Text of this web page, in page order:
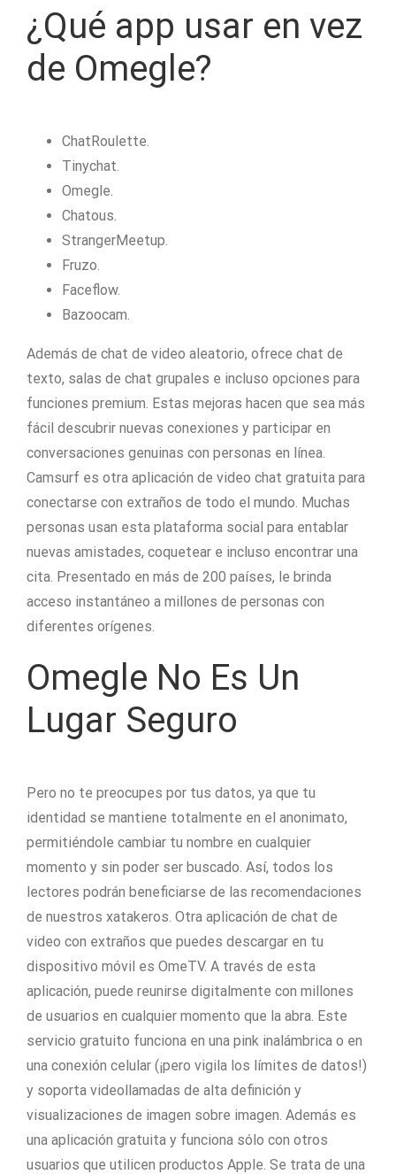
¿Qué app usar en vez
de Omegle?
ChatRoulette.
Tinychat.
Omegle.
Chatous.
StrangerMeetup.
Fruzo.
Faceflow.
Bazoocam.
Además de chat de video aleatorio, ofrece chat de
texto, salas de chat grupales e incluso opciones para
funciones premium. Estas mejoras hacen que sea más
fácil descubrir nuevas conexiones y participar en
conversaciones genuinas con personas en línea.
Camsurf es otra aplicación de video chat gratuita para
conectarse con extraños de todo el mundo. Muchas
personas usan esta plataforma social para entablar
nuevas amistades, coquetear e incluso encontrar una
cita. Presentado en más de 200 países, le brinda
acceso instantáneo a millones de personas con
diferentes orígenes.
Omegle No Es Un
Lugar Seguro
Pero no te preocupes por tus datos, ya que tu
identidad se mantiene totalmente en el anonimato,
permitiéndole cambiar tu nombre en cualquier
momento y sin poder ser buscado. Así, todos los
lectores podrán beneficiarse de las recomendaciones
de nuestros xatakeros. Otra aplicación de chat de
video con extraños que puedes descargar en tu
dispositivo móvil es OmeTV. A través de esta
aplicación, puede reunirse digitalmente con millones
de usuarios en cualquier momento que la abra. Este
servicio gratuito funciona en una pink inalámbrica o en
una conexión celular (¡pero vigila los límites de datos!)
y soporta videollamadas de alta definición y
visualizaciones de imagen sobre imagen. Además es
una aplicación gratuita y funciona sólo con otros
usuarios que utilicen productos Apple. Se trata de una